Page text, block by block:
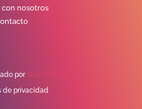
con nosotros
porTuyo Tienda
de privacidad